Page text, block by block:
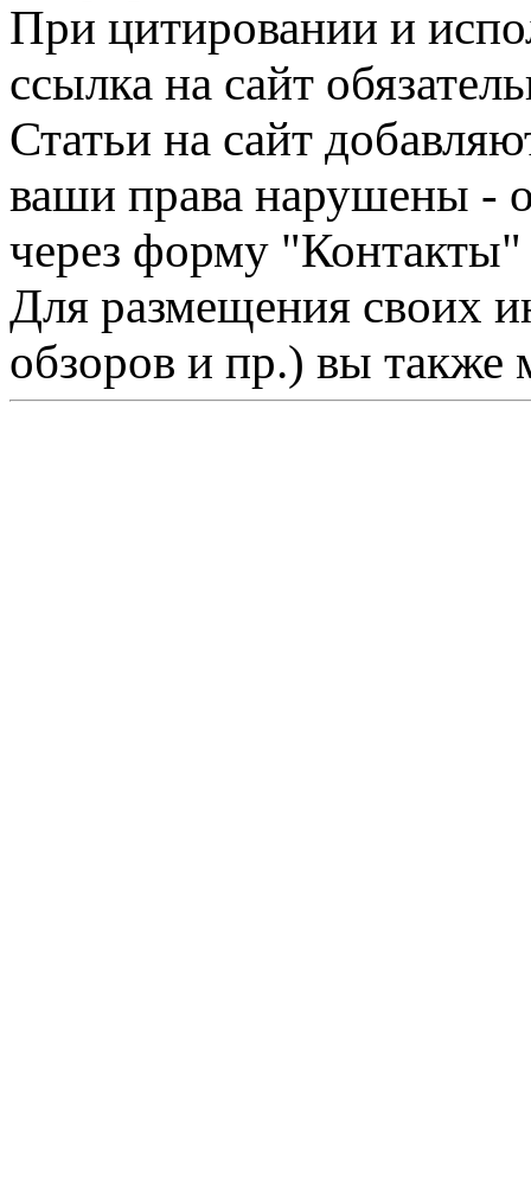
При цитировании и
ссылка на сайт
Статьи на сайт
ваши права нарушены -
через форму "Контакты"
Для размещения своих
обзоров и пр.) вы также